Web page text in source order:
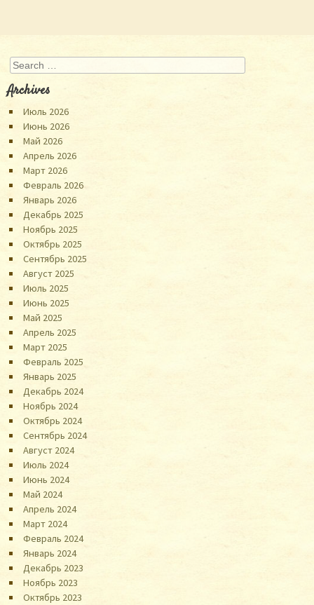
Search
Archives
Июль 2026
Июнь 2026
Май 2026
Апрель 2026
Март 2026
Февраль 2026
Январь 2026
Декабрь 2025
Ноябрь 2025
Октябрь 2025
Сентябрь 2025
Август 2025
Июль 2025
Июнь 2025
Май 2025
Апрель 2025
Март 2025
Февраль 2025
Январь 2025
Декабрь 2024
Ноябрь 2024
Октябрь 2024
Сентябрь 2024
Август 2024
Июль 2024
Июнь 2024
Май 2024
Апрель 2024
Март 2024
Февраль 2024
Январь 2024
Декабрь 2023
Ноябрь 2023
Октябрь 2023